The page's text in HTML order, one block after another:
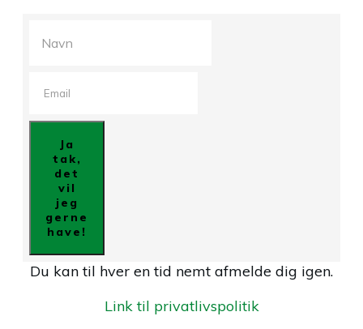
Ja
tak,
det
vil
jeg
gerne
have!
Du kan til hver en tid nemt afmelde dig igen.
Link til privatlivspolitik